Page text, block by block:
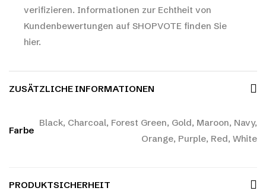
verifizieren. Informationen zur Echtheit von
Kundenbewertungen auf SHOPVOTE finden Sie
hier.
ZUSÄTZLICHE INFORMATIONEN
Farbe
Black, Charcoal, Forest Green, Gold, Maroon, Navy,
Orange, Purple, Red, White
PRODUKTSICHERHEIT